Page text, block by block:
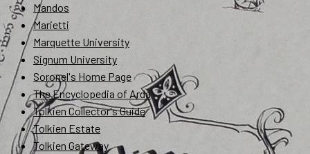
Mandos
Marietti
Marquette University
Signum University
Soronel's Home Page
The Encyclopedia of Arda
Tolkien Collector's Guide
Tolkien Estate
Tolkien Gateway